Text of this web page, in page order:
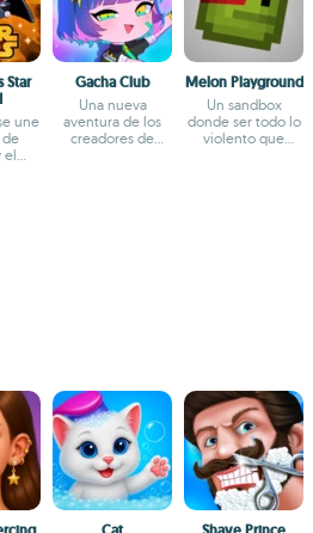
Star
une
de
el
Gacha Club
Una nueva
aventura de los
creadores de
Melon Playground
Un sandbox
donde ser todo lo
violento que